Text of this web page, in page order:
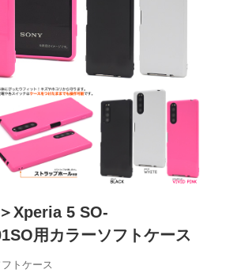
Xperia 5 SO-
用カラーソフトケース
トケース